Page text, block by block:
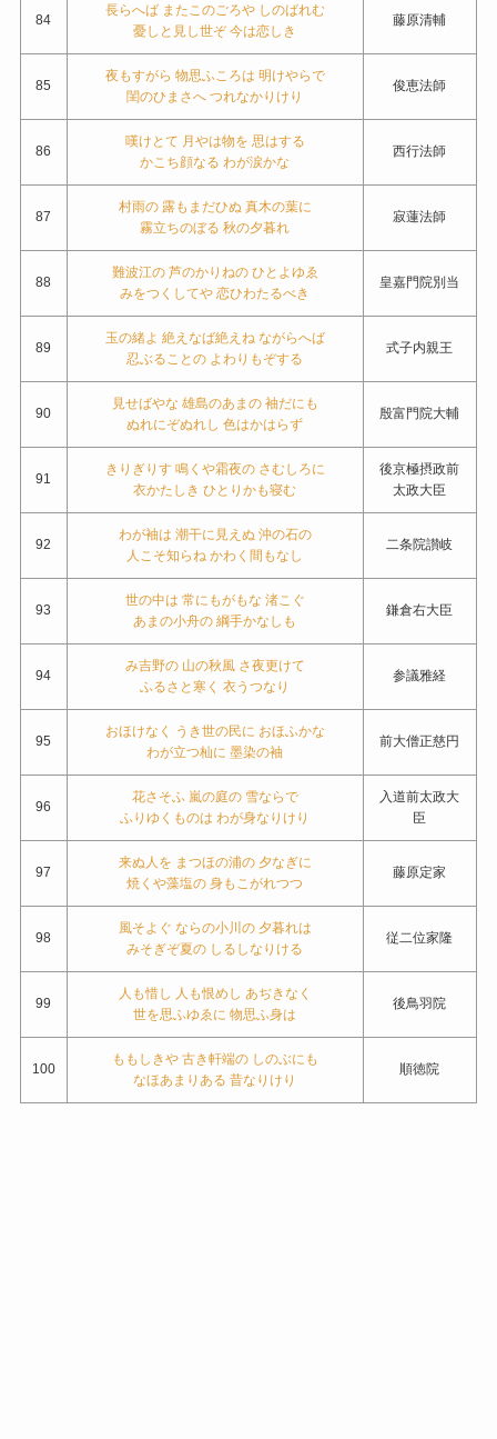
84
長らへば またこのごろや しのばれむ
憂しと見し世ぞ 今は恋しき
藤原清輔
85
夜もすがら 物思ふころは 明けやらで
閨のひまさへ つれなかりけり
俊恵法師
86
嘆けとて 月やは物を 思はする
かこち顔なる わが涙かな
西行法師
87
村雨の 露もまだひぬ 真木の葉に
霧立ちのぼる 秋の夕暮れ
寂蓮法師
88
難波江の 芦のかりねの ひとよゆゑ
みをつくしてや 恋ひわたるべき
皇嘉門院別当
89
玉の緒よ 絶えなば絶えね ながらへば
忍ぶることの よわりもぞする
式子内親王
90
見せばやな 雄島のあまの 袖だにも
ぬれにぞぬれし 色はかはらず
殷富門院大輔
91
きりぎりす 鳴くや霜夜の さむしろに
衣かたしき ひとりかも寝む
後京極摂政前
太政大臣
92
わが袖は 潮干に見えぬ 沖の石の
人こそ知らね かわく間もなし
二条院讃岐
93
世の中は 常にもがもな 渚こぐ
あまの小舟の 綱手かなしも
鎌倉右大臣
94
み吉野の 山の秋風 さ夜更けて
ふるさと寒く 衣うつなり
参議雅経
95
おほけなく うき世の民に おほふかな
わが立つ杣に 墨染の袖
前大僧正慈円
96
花さそふ 嵐の庭の 雪ならで
ふりゆくものは わが身なりけり
入道前太政大
臣
97
来ぬ人を まつほの浦の 夕なぎに
焼くや藻塩の 身もこがれつつ
藤原定家
98
風そよぐ ならの小川の 夕暮れは
みそぎぞ夏の しるしなりける
従二位家隆
99
人も惜し 人も恨めし あぢきなく
世を思ふゆゑに 物思ふ身は
後鳥羽院
100
ももしきや 古き軒端の しのぶにも
なほあまりある 昔なりけり
順徳院